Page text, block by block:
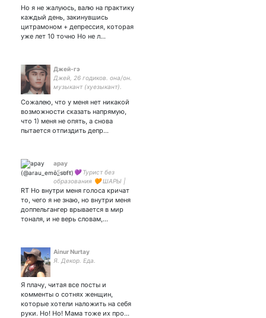
Но я не жалуюсь, валю на практику
каждый день, закинувшись
цитрамоном + депрессия, которая
уже лет 10 точно Но не л…
Джей-гэ
Джей, 26 годиков. она/он.
музыкант (хуезыкант).
тревожного культа. // Jay,
26 y.o. she/he. musician.
queer
Сожалею, что у меня нет никакой
возможности сказать напрямую,
что 1) меня не опять, а снова
пытается отпиздить депр…
арау
15 лет 💜 Турист без
образования 🧡 ШАРЫ |
Monster High |
Countryhumans | Naruto |
Клуб Яричин | OZMAFIA |
Haikyuu
RT Но внутри меня голоса кричат
то, чего я не знаю, но внутри меня
доппельгангер врывается в мир
тоналя, и не верь словам,…
Ainur Nurtay
Я. Декор. Еда.
Я плачу, читая все посты и
комменты о сотнях женщин,
которые хотели наложить на себя
руки. Но! Но! Мама тоже их про…